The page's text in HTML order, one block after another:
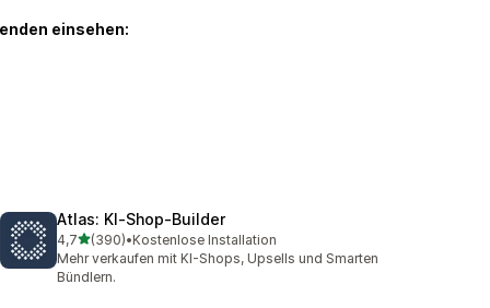
einsehen:
Atlas: KI‑Shop‑Builder
4,7von 5 Sternen
(390)
390 Rezensionen insgesamt
•Kostenlose Installation
Mehr verkaufen mit KI-Shops, Upsells und Smarten
Bündlern.